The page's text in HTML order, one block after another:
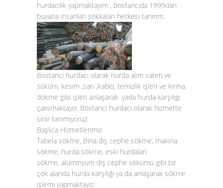
hurdacılık yapmaktayım , bostancıda 1999dan
buyana insanları sokkaları herkesi tanırım.
Bostancı hurdacı olarak hurda alım satım ve
söküm, kesim ,sarı ,kablo, temizlik işleri ve kırma
dökme gibi işleri anlaşarak yada hurda karşılıgı
çalısmaktayız. Bostancı hurdacı olarak hizmette
sınir tanimiyoruz.
Başlıca Hizmetlerimiz
Tabela sökme, Bina dış cephe sökme, makina
sökme, hurda sökme, eski hurdaları
sökme, alüminyum dış cephe sökümü gibi bir
çok alanda hurda karşılığı ya da anlaşarak sökme
işlemi yapmaktayız.